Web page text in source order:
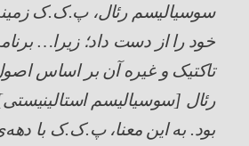
سوسیالیسم رئال، پ.‌ک.‌ک
خود را از دست داد؛ زیرا…
تاکتیک و غیره آن بر اساس
رئال [سوسیالیسم